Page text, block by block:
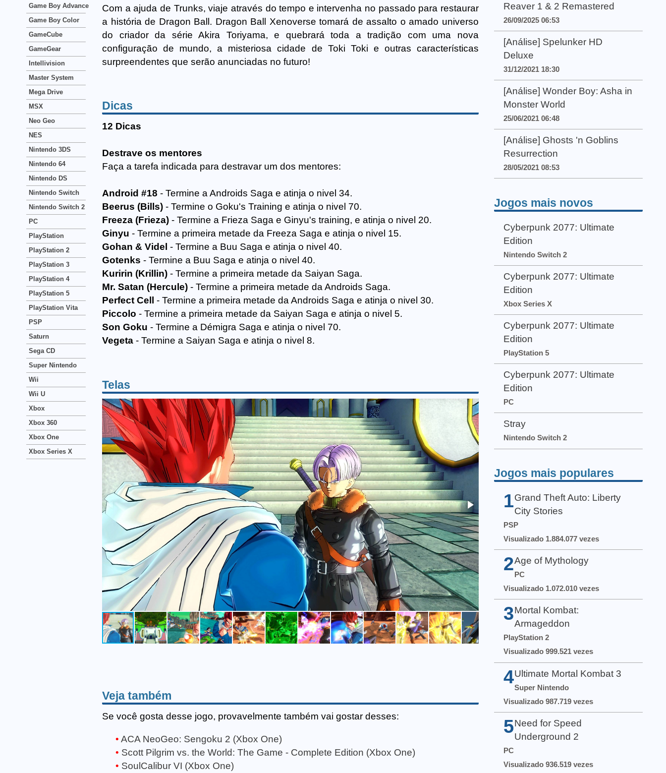
Com a ajuda de Trunks, viaje através do tempo e intervenha no passado para restaurar
a história de Dragon Ball. Dragon Ball Xenoverse tomará de assalto o amado universo
do criador da série Akira Toriyama, e quebrará toda a tradição com uma nova
configuração de mundo, a misteriosa cidade de Toki Toki e outras características
surpreendentes que serão anunciadas no futuro!
Dicas
12 Dicas
Destrave os mentores
Faça a tarefa indicada para destravar um dos mentores:
Android #18 - Termine a Androids Saga e atinja o nivel 34.
Beerus (Bills) - Termine o Goku's Training e atinja o nivel 70.
Freeza (Frieza) - Termine a Frieza Saga e Ginyu's training, e atinja o nivel 20.
Ginyu - Termine a primeira metade da Freeza Saga e atinja o nivel 15.
Gohan & Videl - Termine a Buu Saga e atinja o nivel 40.
Gotenks - Termine a Buu Saga e atinja o nivel 40.
Kuririn (Krillin) - Termine a primeira metade da Saiyan Saga.
Mr. Satan (Hercule) - Termine a primeira metade da Androids Saga.
Perfect Cell
- Termine a primeira metade da Androids Saga e atinja o nivel 30.
Piccolo - Termine a primeira metade da Saiyan Saga e atinja o nivel 5.
Son Goku - Termine a Démigra Saga e atinja o nivel 70.
Vegeta - Termine a Saiyan Saga e atinja o nivel 8.
Telas
Veja também
Se você gosta desse jogo, provavelmente também vai gostar desses:
ACA NeoGeo: Sengoku 2 (Xbox One)
Scott Pilgrim vs. the World: The Game - Complete Edition (Xbox One)
SoulCalibur VI (Xbox One)
Game Boy Advance
Game Boy Color
GameCube
GameGear
Intellivision
Master System
Mega Drive
MSX
Neo Geo
NES
Nintendo 3DS
Nintendo 64
Nintendo DS
Nintendo Switch
Nintendo Switch 2
PC
PlayStation
PlayStation 2
PlayStation 3
PlayStation 4
PlayStation 5
PlayStation Vita
PSP
Saturn
Sega CD
Super Nintendo
Wii
Wii U
Xbox
Xbox 360
Xbox One
Xbox Series X
Reaver 1 & 2 Remastered
26/09/2025 06:53
[Análise] Spelunker HD
Deluxe
31/12/2021 18:30
[Análise] Wonder Boy: Asha in
Monster World
25/06/2021 06:48
[Análise] Ghosts 'n Goblins
Resurrection
28/05/2021 08:53
Jogos mais novos
Cyberpunk 2077: Ultimate
Edition
Nintendo Switch 2
Cyberpunk 2077: Ultimate
Edition
Xbox Series X
Cyberpunk 2077: Ultimate
Edition
PlayStation 5
Cyberpunk 2077: Ultimate
Edition
PC
Stray
Nintendo Switch 2
Jogos mais populares
1 Grand Theft Auto: Liberty
City Stories
PSP
Visualizado 1.884.077 vezes
2Age of Mythology
PC
Visualizado 1.072.010 vezes
3 Mortal Kombat:
Armageddon
PlayStation 2
Visualizado 999.521 vezes
4 Ultimate Mortal Kombat 3
Super Nintendo
Visualizado 987.719 vezes
5 Need for Speed
Underground 2
PC
Visualizado 936.519 vezes